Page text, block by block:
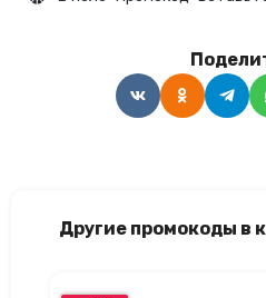
Другие промокоды в